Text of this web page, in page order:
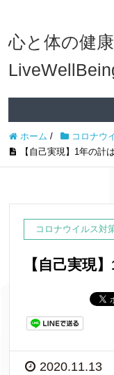
心と体の健
ホーム / コロナウ
【自己実現】1年の計
コロナウイルス対
【自己実現
2020.11.13